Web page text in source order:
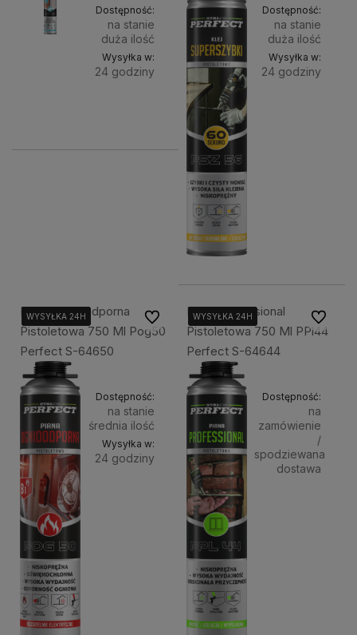
Dostępność:
na stanie
duża ilość
Wysyłka w:
24 godziny
koszyka
Dostępność:
na stanie
duża ilość
Wysyłka w:
24 godziny
Piana Ognioodporna
Pistoletowa 750 Ml Pog50
Perfect S-64650
WYSYŁKA 24H
WYSYŁKA 24H
WYSYŁKA 24H
Dostępność:
na stanie
średnia ilość
Wysyłka w:
24 godziny
koszyka
Do ulubionychPiana Proffesional
Pistoletowa 750 Ml PPl44
Perfect S-64644
WYSYŁKA 24H
WYSYŁKA 24H
WYSYŁKA 24H
Dostępność:
na
zamówienie
/
spodziewana
dostawa
Do